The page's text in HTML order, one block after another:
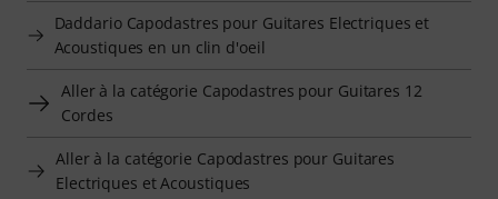
Daddario Capodastres pour Guitares Electriques et
Acoustiques en un clin d'oeil
Aller à la catégorie Capodastres pour Guitares 12
Cordes
Aller à la catégorie Capodastres pour Guitares
Electriques et Acoustiques